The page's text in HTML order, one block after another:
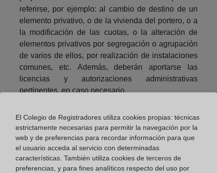
referirse, por ejemplo: al cambio de destino de un
elemento privativo, o de la vivienda del portero, o a
la modificación de las cuotas, o la alteración de
elementos privativos por segregación o agrupación
de varios de ellos, por realización de instalaciones
comunes, etc. Además, deberán aportarse las
licencias y autorizaciones administrativas
pertinentes, en caso necesario.
justificativa del cumplimiento de las obligaciones
tributarias, se presentará en el Registro de la
Propiedad al que corresponda el edificio, que
practicará las inscripciones y notas
correspondientes, tanto en el edificio en su conjunto
El Colegio de Registradores utiliza cookies propias: técnicas
estrictamente necesarias para permitir la navegación por la
web y de preferencias para recordar información para que
el usuario acceda al servicio con determinadas
características. También utiliza cookies de terceros de
preferencias, y para fines analíticos respecto del uso por